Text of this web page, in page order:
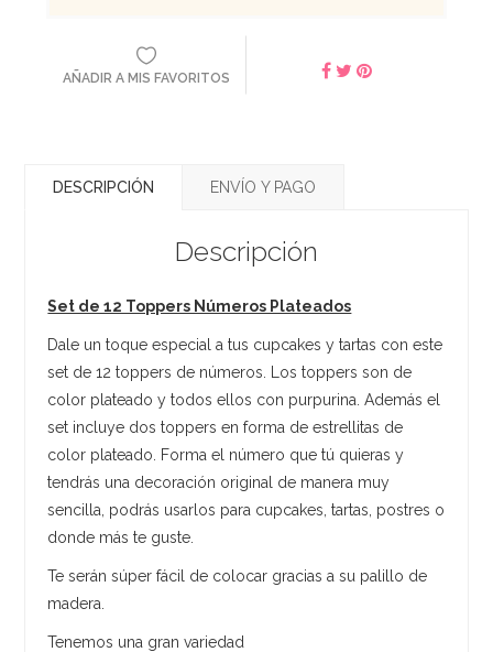
AÑADIR A MIS FAVORITOS
DESCRIPCIÓN ENVÍO Y PAGO
Descripción
Set de 12 Toppers Números Plateados
Dale un toque especial a tus cupcakes y tartas con este
set de 12 toppers de números. Los toppers son de
color plateado y todos ellos con purpurina. Además el
set incluye dos toppers en forma de estrellitas de
color plateado. Forma el número que tú quieras y
tendrás una decoración original de manera muy
sencilla, podrás usarlos para cupcakes, tartas, postres o
donde más te guste.
Te serán súper fácil de colocar gracias a su palillo de
madera.
Tenemos una gran variedad